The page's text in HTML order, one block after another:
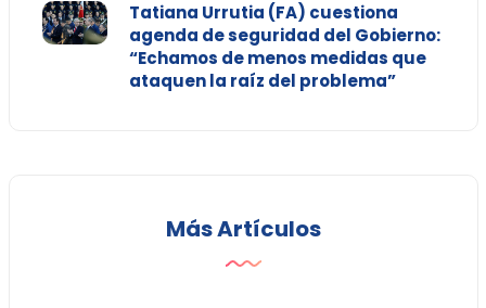
Tatiana Urrutia (FA) cuestiona
agenda de seguridad del Gobierno:
“Echamos de menos medidas que
ataquen la raíz del problema”
Más Artículos